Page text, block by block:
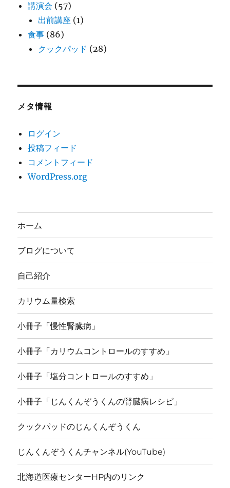
講演会 (57)
出前講座 (1)
食事 (86)
クックパッド (28)
メタ情報
ログイン
投稿フィード
コメントフィード
WordPress.org
ホーム
ブログについて
自己紹介
カリウム量検索
小冊子「慢性腎臓病」
小冊子「カリウムコントロールのすすめ」
小冊子「塩分コントロールのすすめ」
小冊子「じんくんぞうくんの腎臓病レシピ」
クックパッドのじんくんぞうくん
じんくんぞうくんチャンネル(YouTube)
北海道医療センターHP内のリンク